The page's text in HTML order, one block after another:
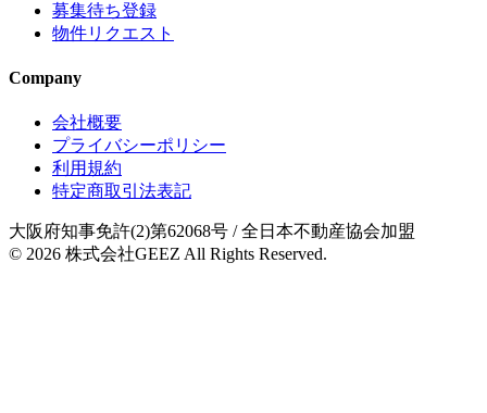
募集待ち登録
物件リクエスト
Company
会社概要
プライバシーポリシー
利用規約
特定商取引法表記
大阪府知事免許(2)第62068号 / 全日本不動産協会加盟
© 2026 株式会社GEEZ All Rights Reserved.